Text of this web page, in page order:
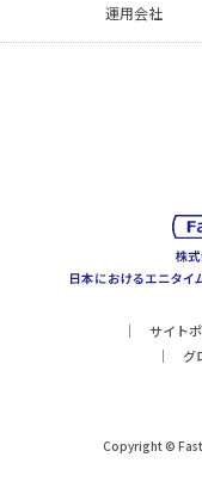
運用会社
サイト
グ
Copyright ©